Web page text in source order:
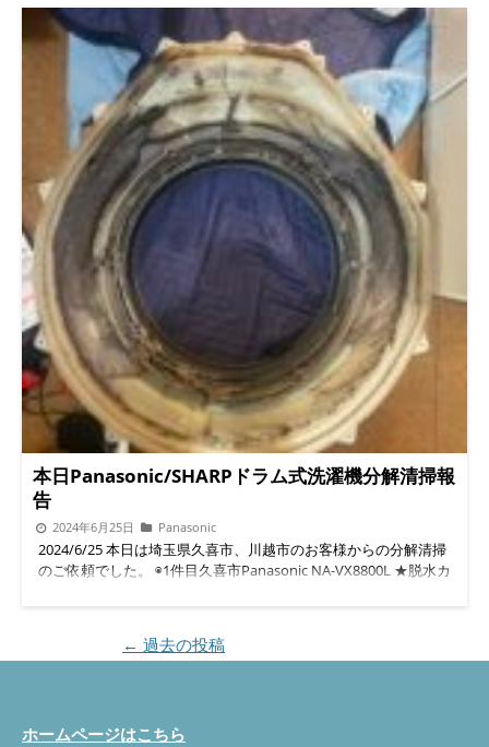
VX8900分解清掃ドアパッキン交換 ★脱水カバー清掃前★ ★バラ
ンサー清掃前★ ★脱水カバー清掃後★ ★バランサー清掃後★ ★
ドラム槽清掃前★ ★ドラム槽清掃後★ ★ドアパッキン汚れて交
換前★ ★ドアパッキン黒カビ汚れ★ ★ドアパッキン交換後★ ◉
ドアパッキンの黒汚れが気になる場合には交換対応致してますの
で事前にご相談ください。
◇◆◇◆◇◆◇◆◇◆◇◆◇◆◇◆◇◆◇◆◇ #便利屋BUZZ #ド
ラム式洗濯機分解クリーニング/修理専門店 問い合わせは公式
LINEよりお待ちしています。 公式LINE→ https://lin.ee/5fihH7O
◇◆◇◆◇◆◇◆◇◆◇◆◇◆◇◆◇◆◇◆◇ 続きを読む
本日Panasonic/SHARPドラム式洗濯機分解清掃報
告
2024年6月25日 Panasonic
2024/6/25 本日は埼玉県久喜市、川越市のお客様からの分解清掃
のご依頼でした。 ◉1件目久喜市Panasonic NA-VX8800L ★脱水カ
目川越市SHARP ES-H10E分解清掃 ★脱水カバー清掃前★ ★脱水
カバー清掃後★ ★内部汚れ量★ ◉ドラム式洗濯機でお困りの事あ
LINEよりお待ちしています。 公式LINE→ https://lin.ee/5fihH7O
投稿ナビゲーション
← 過去の投稿
ホームページはこちら